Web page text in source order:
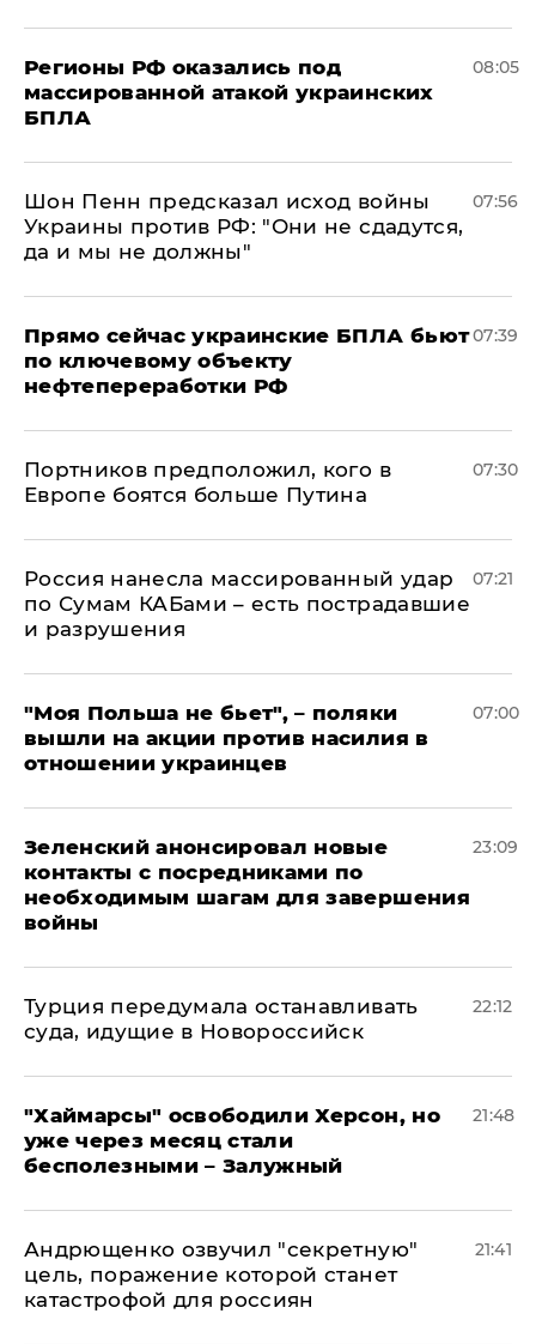
Регионы РФ оказались под
массированной атакой украинских
БПЛА
08:05
Шон Пенн предсказал исход войны
Украины против РФ: "Они не сдадутся,
да и мы не должны"
07:56
Прямо сейчас украинские БПЛА бьют
по ключевому объекту
нефтепереработки РФ
07:39
Портников предположил, кого в
Европе боятся больше Путина
07:30
Россия нанесла массированный удар
по Сумам КАБами – есть пострадавшие
и разрушения
07:21
"Моя Польша не бьет", – поляки
вышли на акции против насилия в
отношении украинцев
07:00
Зеленский анонсировал новые
контакты с посредниками по
необходимым шагам для завершения
войны
23:09
Турция передумала останавливать
суда, идущие в Новороссийск
22:12
"Хаймарсы" освободили Херсон, но
уже через месяц стали
бесполезными – Залужный
21:48
Андрющенко озвучил "секретную"
цель, поражение которой станет
катастрофой для россиян
21:41